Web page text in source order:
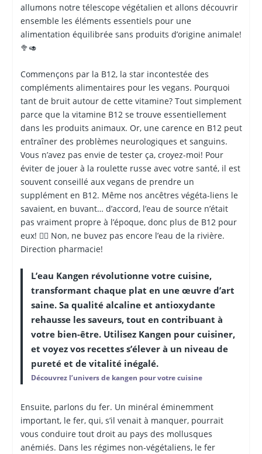
allumons notre télescope végétalien et allons découvrir
ensemble les éléments essentiels pour une
alimentation équilibrée sans produits d’origine animale!
🥦🥑
Commençons par la B12, la star incontestée des
compléments alimentaires pour les vegans. Pourquoi
tant de bruit autour de cette vitamine? Tout simplement
parce que la vitamine B12 se trouve essentiellement
dans les produits animaux. Or, une carence en B12 peut
entraîner des problèmes neurologiques et sanguins.
Vous n’avez pas envie de tester ça, croyez-moi! Pour
éviter de jouer à la roulette russe avec votre santé, il est
souvent conseillé aux vegans de prendre un
supplément en B12. Même nos ancêtres végéta-liens le
savaient, en buvant… d’accord, l’eau de source n’était
pas vraiment propre à l’époque, donc plus de B12 pour
eux! 🧛‍♂️ Non, ne buvez pas encore l’eau de la rivière.
Direction pharmacie!
L’eau Kangen révolutionne votre cuisine,
transformant chaque plat en une œuvre d’art
saine. Sa qualité alcaline et antioxydante
rehausse les saveurs, tout en contribuant à
votre bien-être. Utilisez Kangen pour cuisiner,
et voyez vos recettes s’élever à un niveau de
pureté et de vitalité inégalé.
Découvrez l’univers de kangen pour votre cuisine
Ensuite, parlons du fer. Un minéral éminemment
important, le fer, qui, s’il venait à manquer, pourrait
vous conduire tout droit au pays des mollusques
anémiés. Dans les régimes non-végétaliens, le fer